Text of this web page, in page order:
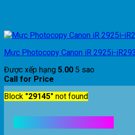
Mực Photocopy Canon iR 2925i-
Được xếp hạng 5.00 5 sao
Call for Price
Block "29145" not found